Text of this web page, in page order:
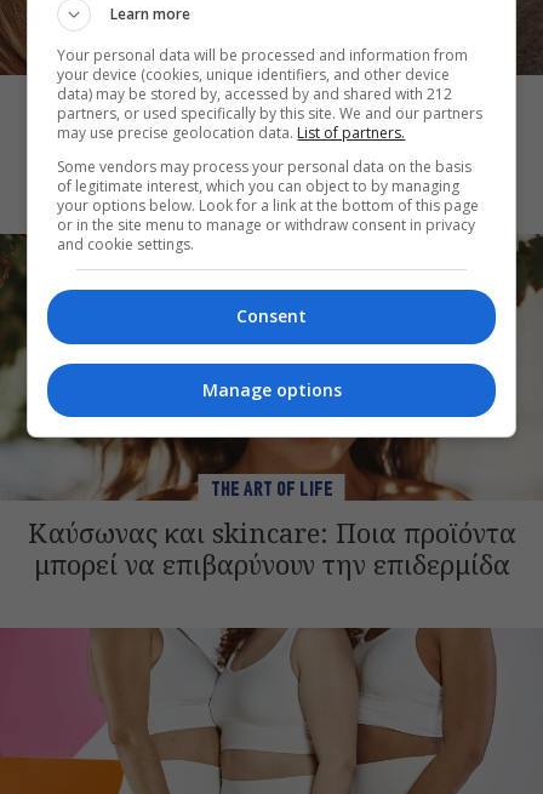
THE ART OF LIFE
Παγκόσμια Ημέρα για την Ηπατίτιδα: 8
μύθοι και αλήθειες που πρέπει να
γνωρίζουμε
THE ART OF LIFE
Καύσωνας και skincare: Ποια προϊόντα
μπορεί να επιβαρύνουν την επιδερμίδα
Learn more
Your personal data will be processed and information from
your device (cookies, unique identifiers, and other device
data) may be stored by, accessed by and shared with 212
partners, or used specifically by this site. We and our partners
may use precise geolocation data. List of partners.
Some vendors may process your personal data on the basis
of legitimate interest, which you can object to by managing
your options below. Look for a link at the bottom of this page
or in the site menu to manage or withdraw consent in privacy
and cookie settings.
Consent
Manage options